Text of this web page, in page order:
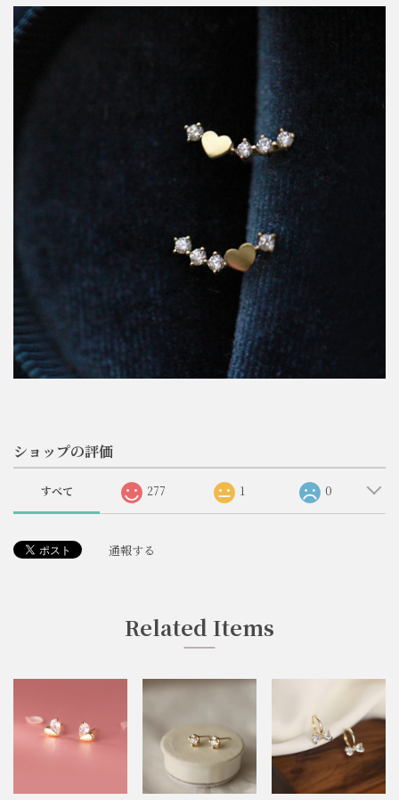
ショップの評価
すべて 277 1 0
通報する
Related Items